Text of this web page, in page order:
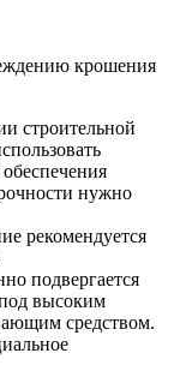
крошения
строительной
нужно
рекомендуется
подвергается
высоким
средством.